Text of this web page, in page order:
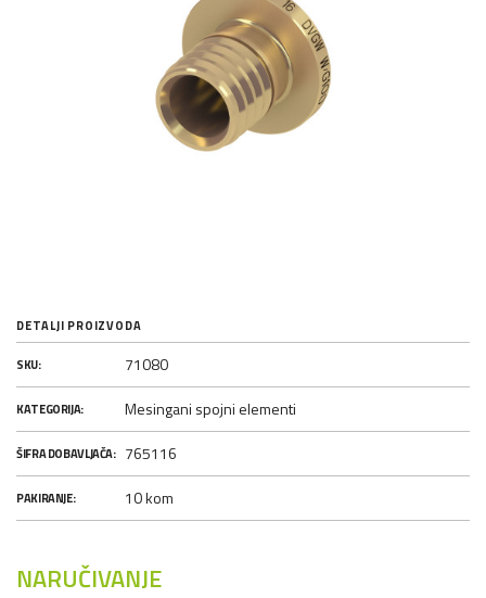
DETALJI PROIZVODA
SKU: 71080
KATEGORIJA: Mesingani spojni elementi
ŠIFRA DOBAVLJAČA: 765116
PAKIRANJE: 10 kom
NARUČIVANJE